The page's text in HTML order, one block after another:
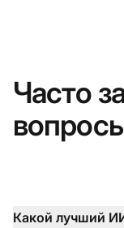
Часто
Какой лучший